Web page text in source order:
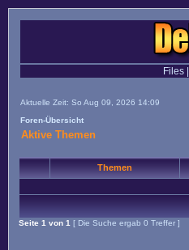
Files|
Aktuelle Zeit: So Aug 09, 2026 14:09
Foren-Übersicht
Aktive Themen
Themen
Seite 1 von 1 [ Die Suche ergab 0 Treffer ]